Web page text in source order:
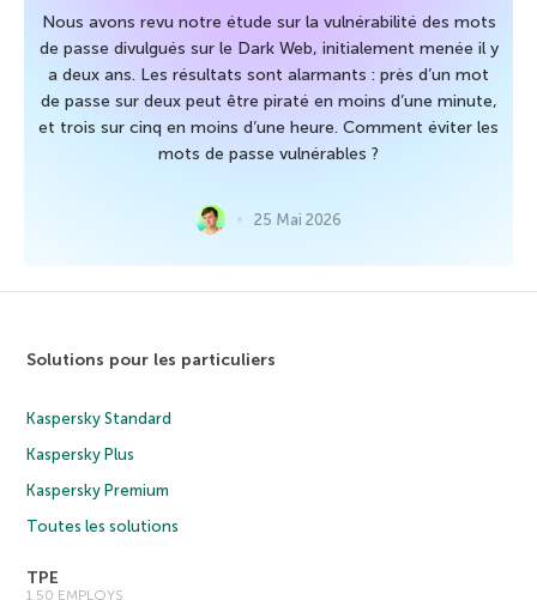
Nous avons revu notre étude sur la vulnérabilité des mots
de passe divulgués sur le Dark Web, initialement menée il y
a deux ans. Les résultats sont alarmants : près d’un mot
de passe sur deux peut être piraté en moins d’une minute,
et trois sur cinq en moins d’une heure. Comment éviter les
mots de passe vulnérables ?
25 Mai 2026
Solutions pour les particuliers
Kaspersky Standard
Kaspersky Plus
Kaspersky Premium
Toutes les solutions
TPE
1 50 EMPLOYS